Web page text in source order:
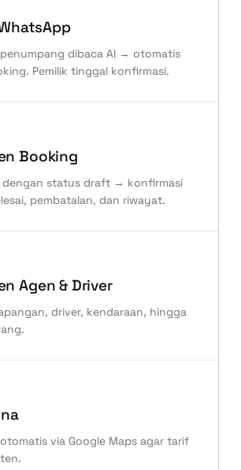
dibaca AI → otomatis
Pemilik tinggal konfirmasi.
Booking
dengan status draft → konfirmasi
pembatalan, dan riwayat.
Agen & Driver
driver, kendaraan, hingga
via Google Maps agar tarif